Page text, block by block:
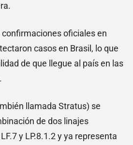
oficiales en
casos en Brasil, lo que
de que llegue al país en las
llamada Stratus) se
de dos linajes
y LP.8.1.2 y ya representa